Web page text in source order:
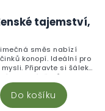
tajemství,
Do košíku
směs nabízí
konopí. Ideální pro
Připravte si šálek
milovník čajů.